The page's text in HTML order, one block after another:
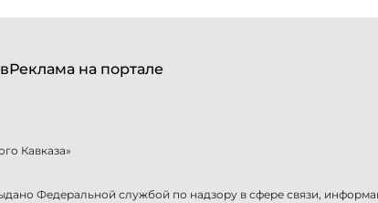
Реклама на портале
Кавказа»
Федеральной службой по надзору в сфере связи,